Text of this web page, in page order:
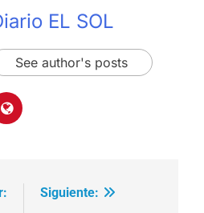
EL SOL
See author's posts
Siguiente: